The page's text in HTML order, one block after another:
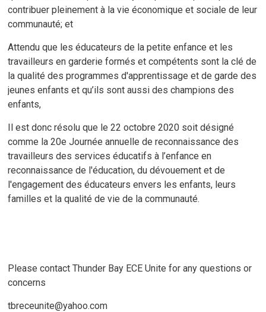
contribuer pleinement à la vie économique et sociale de leur
communauté; et
Attendu que les éducateurs de la petite enfance et les
travailleurs en garderie formés et compétents sont la clé de
la qualité des programmes d'apprentissage et de garde des
jeunes enfants et qu’ils sont aussi des champions des
enfants,
Il est donc résolu que le 22 octobre 2020 soit désigné
comme la 20e Journée annuelle de reconnaissance des
travailleurs des services éducatifs à l’enfance en
reconnaissance de l'éducation, du dévouement et de
l'engagement des éducateurs envers les enfants, leurs
familles et la qualité de vie de la communauté.
Please contact Thunder Bay ECE Unite for any questions or
concerns
tbreceunite@yahoo.com